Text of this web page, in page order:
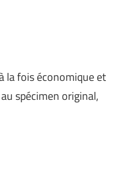
la fois économique et
spécimen original,